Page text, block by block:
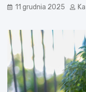
w
ć
11 grudnia 2025